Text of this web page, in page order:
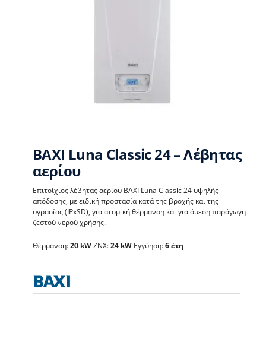
BAXI Luna Classic 24 –
Λέβητας αερίου
Λέβητες με άμεση παραγωγή ΖΝX
BAXI Luna Classic 24 – Λέβητας
αερίου
Επιτοίχιος λέβητας αερίου BAXI Luna Classic 24 υψηλής
απόδοσης, με ειδική προστασία κατά της βροχής και της
υγρασίας (IPxSD), για ατομική θέρμανση και για άμεση παράγωγη
ζεστού νερού χρήσης.
Θέρμανση:20 kWΖΝΧ:24 kWΕγγύηση:6 έτη